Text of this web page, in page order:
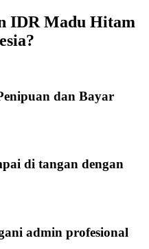
IDR Madu Hitam
dan Bayar
di tangan dengan
admin profesional